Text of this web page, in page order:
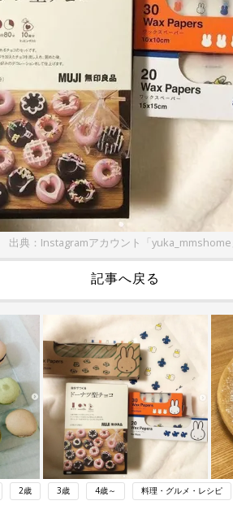
出典：Instagramアカウント「yuka_mmshome
記事へ戻る
2歳 3歳 4歳～ 料理・グルメ・レシピ